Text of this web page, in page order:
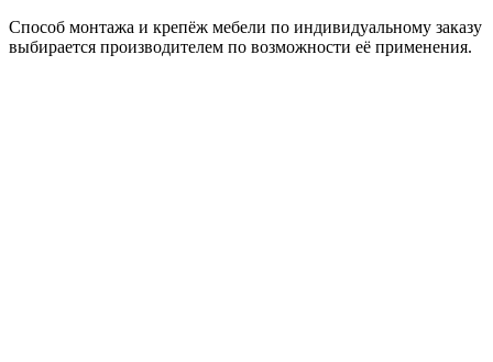
Способ монтажа и крепёж мебели по индивидуальному заказу
выбирается производителем по возможности её применения.